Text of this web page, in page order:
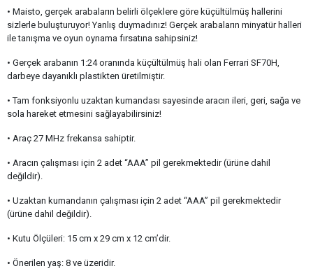
• Maisto, gerçek arabaların belirli ölçeklere göre küçültülmüş hallerini
sizlerle buluşturuyor! Yanlış duymadınız! Gerçek arabaların minyatür halleri
ile tanışma ve oyun oynama fırsatına sahipsiniz!
• Gerçek arabanın 1:24 oranında küçültülmüş hali olan Ferrari SF70H,
darbeye dayanıklı plastikten üretilmiştir.
• Tam fonksiyonlu uzaktan kumandası sayesinde aracın ileri, geri, sağa ve
sola hareket etmesini sağlayabilirsiniz!
• Araç 27 MHz frekansa sahiptir.
• Aracın çalışması için 2 adet “AAA” pil gerekmektedir (ürüne dahil
değildir).
• Uzaktan kumandanın çalışması için 2 adet “AAA” pil gerekmektedir
(ürüne dahil değildir).
• Kutu Ölçüleri: 15 cm x 29 cm x 12 cm’dir.
• Önerilen yaş: 8 ve üzeridir.